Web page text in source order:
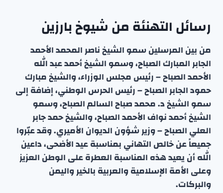
رسائل التهنئة من شيوخ بارزين
من بين المرسلين سمو الشيخ ناصر المحمد الأحمد
الجابر المبارك الصباح، وسمو الشيخ أحمد عبد الله
الأحمد الصباح – رئيس مجلس الوزراء، والشيخ مبارك
حمود الجابر الصباح – رئيس الحرس الوطني، إضافة إلى
سمو الشيخ د. محمد صباح السالم الصباح، وسمو
الشيخ أحمد نواف الأحمد الصباح، والشيخ حمد جابر
العلي الصباح – وزير شؤون الديوان الأميري. وقد عبّروا
جميعاً عن خالص التهاني بمناسبة عيد الأضحى، داعين
الله أن يعيد هذه المناسبة العطرة على الوطن العزيز
وعلى الأمة الإسلامية والعربية بالخير واليمن
والبركات.